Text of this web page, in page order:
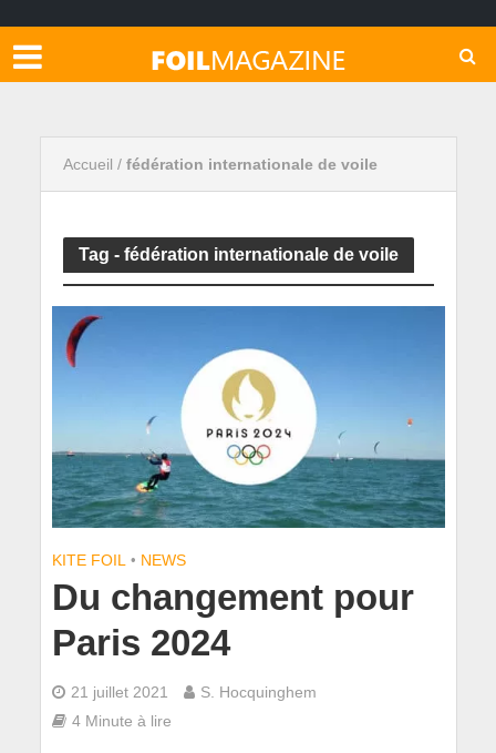
Accueil / fédération internationale de voile
Tag - fédération internationale de voile
KITE FOIL • NEWS
Du changement pour
Paris 2024
21 juillet 2021
S. Hocquinghem
4 Minute à lire